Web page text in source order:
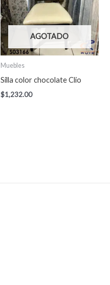
AGOTADO
Muebles
Silla color chocolate Clio
$1,232.00